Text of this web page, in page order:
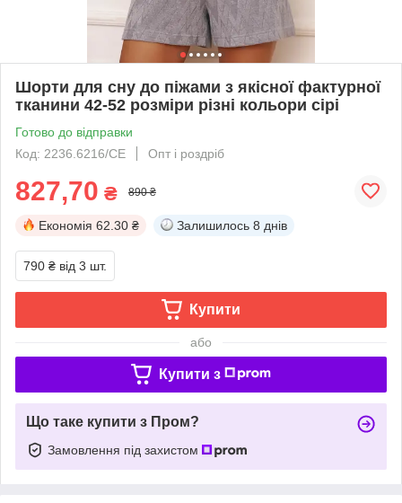
Шорти для сну до піжами з якісної фактурної
тканини 42-52 розміри різні кольори сірі
Готово до відправки
Код: 2236.6216/СЕ
Опт і роздріб
827,70 ₴ 890 ₴
Економія 62.30 ₴ Залишилось 8 днів
790 ₴ від 3 шт.
Купити
або
Купити з
Що таке купити з Пром?
Замовлення під захистом